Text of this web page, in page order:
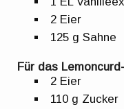
2 Eier
125 g Sahne
Für das
2 Eier
110 g Zucker